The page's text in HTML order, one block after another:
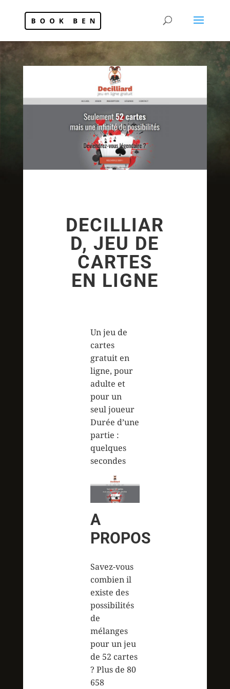
DECILLIAR
D, JEU DE
CARTES
EN LIGNE
Un jeu de
cartes
gratuit en
ligne, pour
adulte et
pour un
seul joueur
Durée d’une
partie :
quelques
secondes
A
PROPOS
Savez-vous
combien il
existe des
possibilités
de
mélanges
pour un jeu
de 52 cartes
? Plus de 80
658